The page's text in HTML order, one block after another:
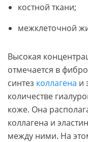
костной ткани;
межклеточной
Высокая
отмечается в
синтез коллагена и
количестве
коже. Она
коллагена и
между ними. На